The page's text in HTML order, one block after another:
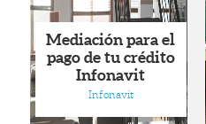
Mediación para el
pago de tu crédito
Infonavit
Infonavit